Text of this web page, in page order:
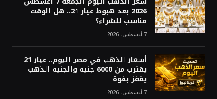
2026 بعد هبوط عيار 21.. هل الوقت
مناسب للشراء؟
7 أغسطس، 2026
أسعار الذهب في مصر اليوم.. عيار 21
يقترب من 6000 جنيه والجنيه الذهب
يقفز بقوة
7 أغسطس، 2026